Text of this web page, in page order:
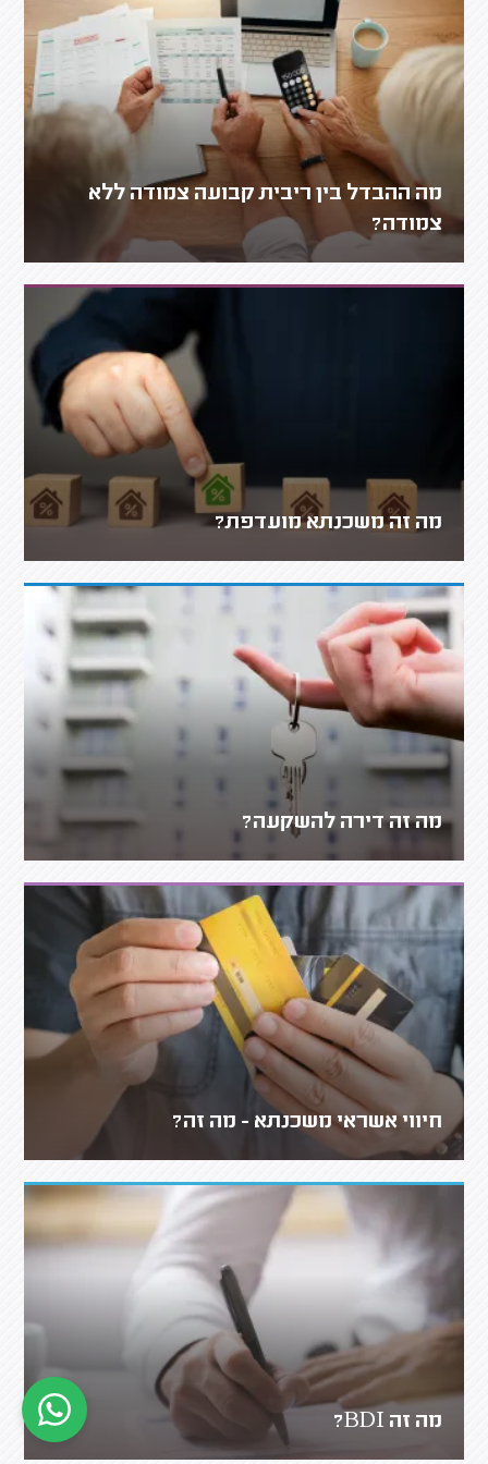
מה ההבדל בין ריבית קבועה צמודה ללא
צמודה?
מה זה משכנתא מועדפת?
מה זה דירה להשקעה?
חיווי אשראי משכנתא - מה זה?
מה זה BDI?